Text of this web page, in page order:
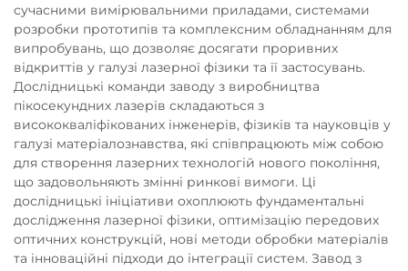
сучасними вимірювальними приладами, системами
розробки прототипів та комплексним обладнанням для
випробувань, що дозволяє досягати проривних
відкриттів у галузі лазерної фізики та її застосувань.
Дослідницькі команди заводу з виробництва
пікосекундних лазерів складаються з
висококваліфікованих інженерів, фізиків та науковців у
галузі матеріалознавства, які співпрацюють між собою
для створення лазерних технологій нового покоління,
що задовольняють змінні ринкові вимоги. Ці
дослідницькі ініціативи охоплюють фундаментальні
дослідження лазерної фізики, оптимізацію передових
оптичних конструкцій, нові методи обробки матеріалів
та інноваційні підходи до інтеграції систем. Завод з